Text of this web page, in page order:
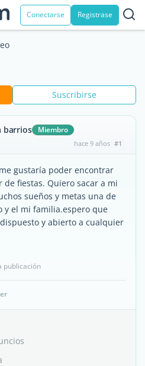
Conectarse Registrase
Suscribirse
barrios Miembro
hace 9 años #1
gustaría poder encontrar
fiestas. Quiero sacar a mi
sueños y metas una de
el mi familia.espero que
y abierto a cualquier
publicación